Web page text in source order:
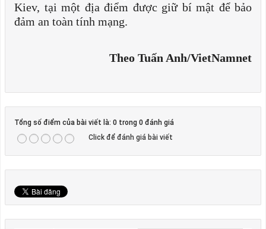
Kiev, tại một địa điểm được giữ bí mật để bảo
đảm an toàn tính mạng.
Theo Tuấn Anh/VietNamnet
Tổng số điểm của bài viết là: 0 trong 0 đánh giá
Click để đánh giá bài viết